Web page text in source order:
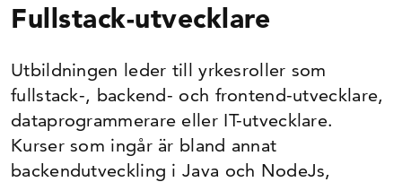
Fullstack-utvecklare
Utbildningen leder till yrkesroller som
fullstack-, backend- och frontend-utvecklare,
dataprogrammerare eller IT-utvecklare.
Kurser som ingår är bland annat
backendutveckling i Java och NodeJs,